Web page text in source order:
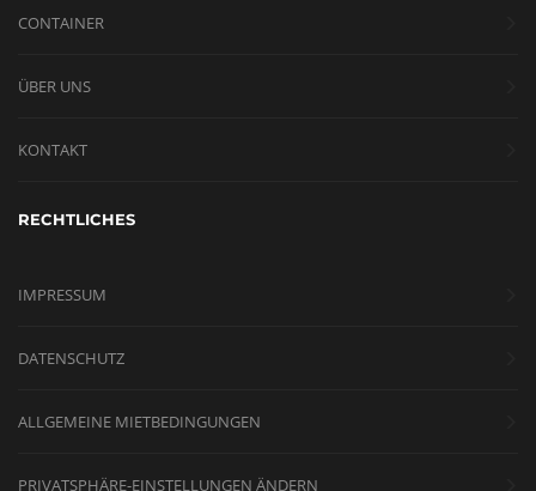
CONTAINER
ÜBER UNS
KONTAKT
RECHTLICHES
IMPRESSUM
DATENSCHUTZ
ALLGEMEINE MIETBEDINGUNGEN
PRIVATSPHÄRE-EINSTELLUNGEN ÄNDERN